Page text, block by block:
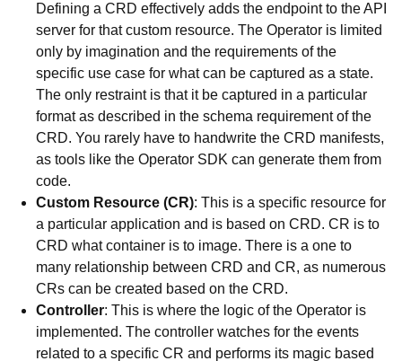
Defining a CRD effectively adds the endpoint to the API
server for that custom resource. The Operator is limited
only by imagination and the requirements of the
specific use case for what can be captured as a state.
The only restraint is that it be captured in a particular
format as described in the schema requirement of the
CRD. You rarely have to handwrite the CRD manifests,
as tools like the Operator SDK can generate them from
code.
Custom Resource (CR): This is a specific resource for
a particular application and is based on CRD. CR is to
CRD what container is to image. There is a one to
many relationship between CRD and CR, as numerous
CRs can be created based on the CRD.
Controller: This is where the logic of the Operator is
implemented. The controller watches for the events
related to a specific CR and performs its magic based